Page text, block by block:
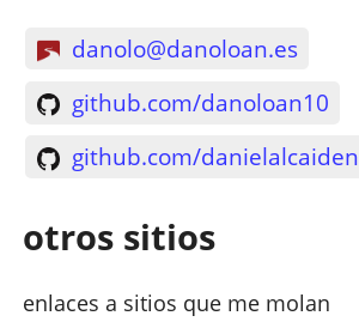
danolo@danoloan.es
github.com/danoloan10
github.com/danielalcaiden
otros sitios
enlaces a sitios que me molan